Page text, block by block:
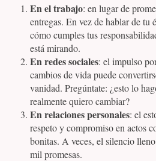
En el trabajo: en lugar de
entregas. En vez de hablar de tu
cómo cumples tus
está mirando.
En redes sociales: el impulso
cambios de vida puede
vanidad. Pregúntate: ¿esto lo
realmente quiero cambiar?
En relaciones personales: el
respeto y compromiso en actos
bonitas. A veces, el silencio
mil promesas.